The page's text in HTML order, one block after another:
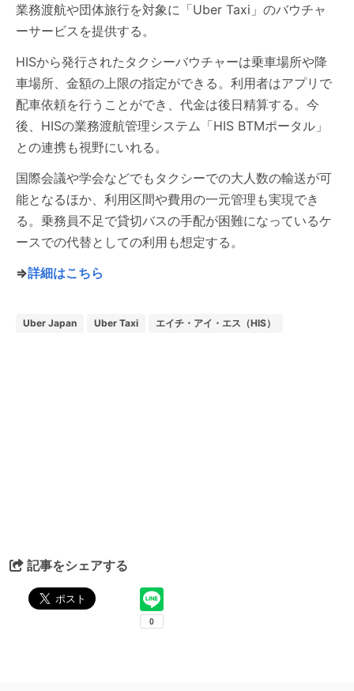
業務渡航や団体旅行を対象に「Uber Taxi」のバウチャ
ーサービスを提供する。
HISから発行されたタクシーバウチャーは乗車場所や降
車場所、金額の上限の指定ができる。利用者はアプリで
配車依頼を行うことができ、代金は後日精算する。今
後、HISの業務渡航管理システム「HIS BTMポータル」
との連携も視野にいれる。
国際会議や学会などでもタクシーでの大人数の輸送が可
能となるほか、利用区間や費用の一元管理も実現でき
る。乗務員不足で貸切バスの手配が困難になっているケ
ースでの代替としての利用も想定する。
⇒詳細はこちら
Uber Japan Uber Taxi エイチ・アイ・エス（HIS）
記事をシェアする